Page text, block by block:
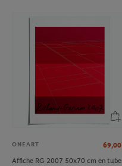
ONEART 69,00
Affiche RG 2007 50x70 cm en tube